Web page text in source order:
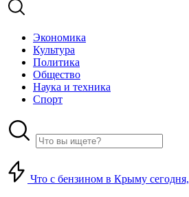
Экономика
Культура
Политика
Общество
Наука и техника
Спорт
Что с бензином в Крыму